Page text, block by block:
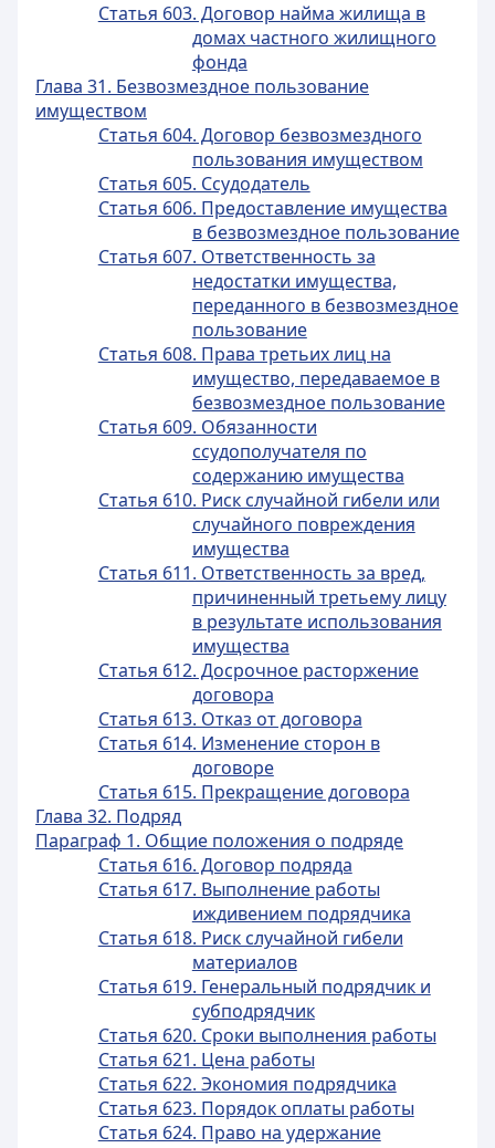
Статья 603. Договор найма жилища в
домах частного жилищного
фонда
Глава 31. Безвозмездное пользование
имуществом
Статья 604. Договор безвозмездного
пользования имуществом
Статья 605. Ссудодатель
Статья 606. Предоставление имущества
в безвозмездное пользование
Статья 607. Ответственность за
недостатки имущества,
переданного в безвозмездное
пользование
Статья 608. Права третьих лиц на
имущество, передаваемое в
безвозмездное пользование
Статья 609. Обязанности
ссудополучателя по
содержанию имущества
Статья 610. Риск случайной гибели или
случайного повреждения
имущества
Статья 611. Ответственность за вред,
причиненный третьему лицу
в результате использования
имущества
Статья 612. Досрочное расторжение
договора
Статья 613. Отказ от договора
Статья 614. Изменение сторон в
договоре
Статья 615. Прекращение договора
Глава 32. Подряд
Параграф 1. Общие положения о подряде
Статья 616. Договор подряда
Статья 617. Выполнение работы
иждивением подрядчика
Статья 618. Риск случайной гибели
материалов
Статья 619. Генеральный подрядчик и
субподрядчик
Статья 620. Сроки выполнения работы
Статья 621. Цена работы
Статья 622. Экономия подрядчика
Статья 623. Порядок оплаты работы
Статья 624. Право на удержание